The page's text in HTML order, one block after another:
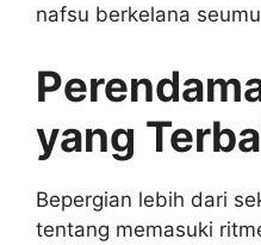
nafsu berkelana
yang
Bepergian lebih dari
tentang memasuki